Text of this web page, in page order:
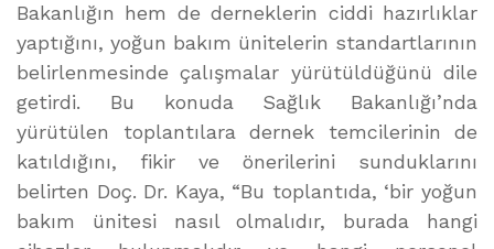
Bakanlığın hem de derneklerin ciddi hazırlıklar
yaptığını, yoğun bakım ünitelerin standartlarının
belirlenmesinde çalışmalar yürütüldüğünü dile
getirdi. Bu konuda Sağlık Bakanlığı’nda
yürütülen toplantılara dernek temcilerinin de
katıldığını, fikir ve önerilerini sunduklarını
belirten Doç. Dr. Kaya, “Bu toplantıda, ‘bir yoğun
bakım ünitesi nasıl olmalıdır, burada hangi